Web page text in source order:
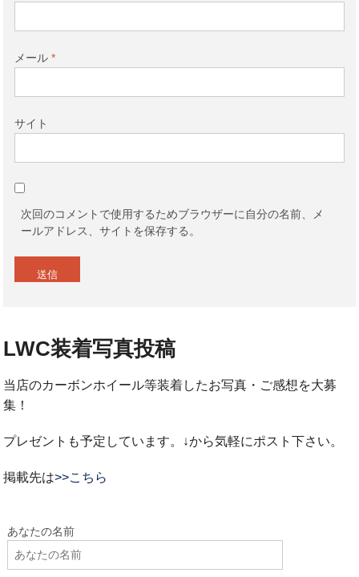
メール *
サイト
次回のコメントで使用するためブラウザーに自分の名前、メ
ールアドレス、サイトを保存する。
LWC装着写真投稿
当店のカーボンホイール等装着したお写真・ご感想を大募
集！
プレゼントも予定しています。↓から気軽にポスト下さい。
掲載先は>>こちら
あなたの名前